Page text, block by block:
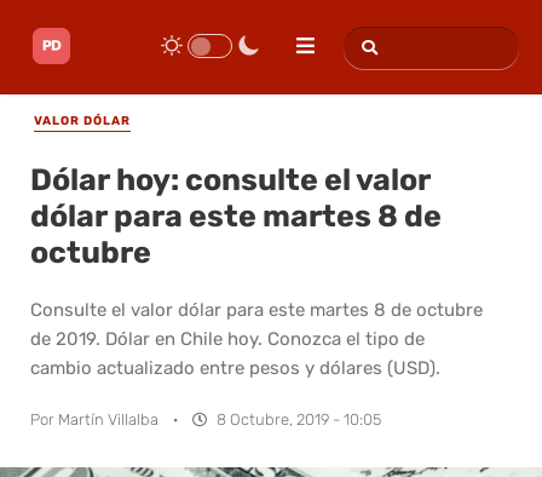
VALOR DÓLAR
Dólar hoy: consulte el valor
dólar para este martes 8 de
octubre
Consulte el valor dólar para este martes 8 de octubre
de 2019. Dólar en Chile hoy. Conozca el tipo de
cambio actualizado entre pesos y dólares (USD).
Por Martín Villalba · 8 Octubre, 2019 - 10:05